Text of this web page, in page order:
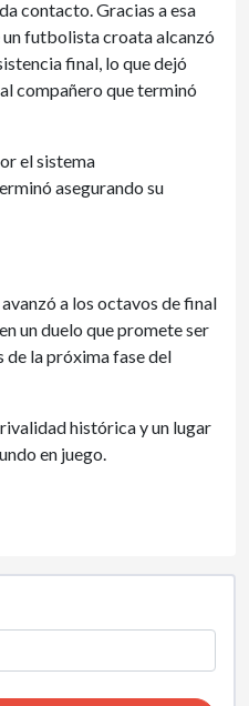
contacto. Gracias a esa
futbolista croata alcanzó
final, lo que dejó
compañero que terminó
el sistema
asegurando su
a los octavos de final
un duelo que promete ser
de la próxima fase del
histórica y un lugar
en juego.